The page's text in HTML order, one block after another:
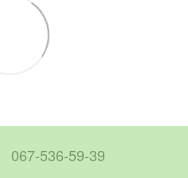
067-536-59-39